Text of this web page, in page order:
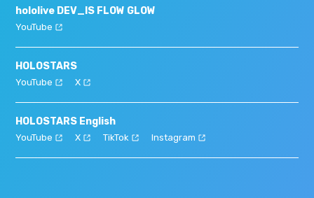
hololive DEV_IS FLOW GLOW
YouTube
HOLOSTARS
YouTube X
HOLOSTARS English
YouTube X TikTok Instagram